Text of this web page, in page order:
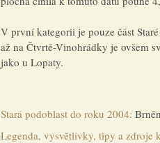
V první kategorii je pouze část
až na Čtvrtě-Vinohrádky je ovšem
jako u Lopaty.
Stará podoblast do roku 2004:
Legenda, vysvětlivky, tipy a zdroje